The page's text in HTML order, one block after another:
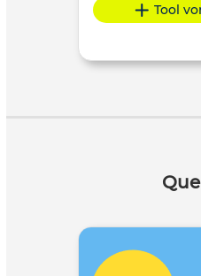
Tool